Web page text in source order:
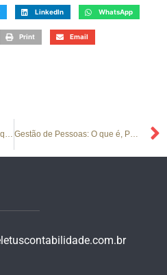
LinkedIn WhatsApp
Print Email
Empreendedorismo Digital: O que é? Dicas e exemplos Gestão de Pessoas: O que é, Pilares e a Importância